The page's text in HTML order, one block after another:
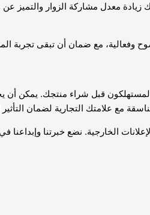
معدل مشاركة الزوار والتميز
مع ضمان أن تبقى تجربة
قبل شراء منتجك. يمكن أن
مع علامتك التجارية لضمان
الخارجية. نضع خبرتنا